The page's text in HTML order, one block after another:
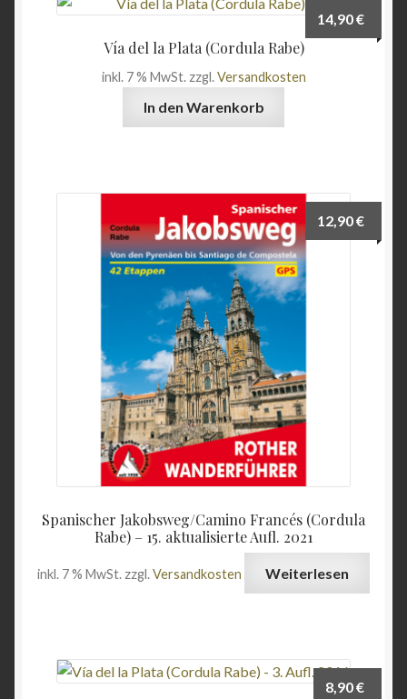
Vía del la Plata (Cordula Rabe)
14,90€
inkl. 7 % MwSt. zzgl.Versandkosten
In den Warenkorb
Spanischer Jakobsweg/Camino Francés (Cordula
Rabe) – 15. aktualisierte Aufl. 2021
12,90€
inkl. 7 % MwSt. zzgl.Versandkosten Weiterlesen
8,90€